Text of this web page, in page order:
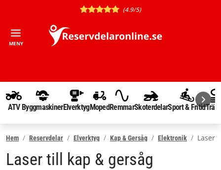
(4.9/5)
MENY
ATV ByggmaskinerElverktygMopedRemmarSkoterdelarSport & Fritid
Hem Reservdelar Elverktyg Kap & Gersåg Elektronik Laser
Laser till kap & gersåg